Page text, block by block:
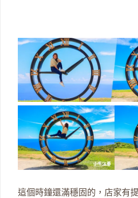
這個時鐘還滿穩固的，店家有